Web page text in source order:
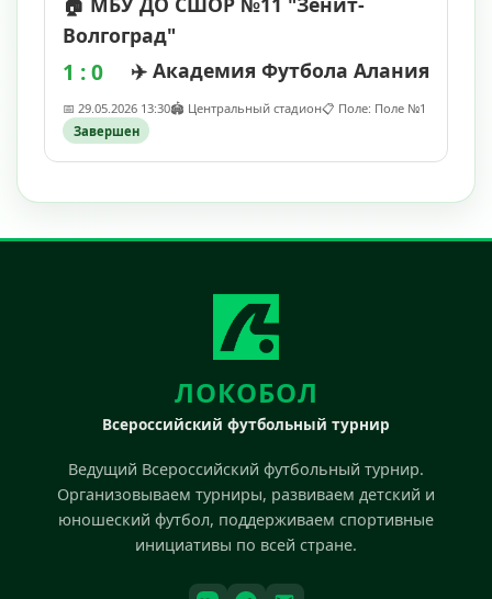
Волгоград"
1 : 0 ✈️ Академия Футбола Алания
📅 29.05.2026 13:30🏟️ Центральный стадион📋 Поле: Поле №1
Завершен
ЛОКОБОЛ
Всероссийский футбольный турнир
Ведущий Всероссийский футбольный турнир.
Организовываем турниры, развиваем детский и
юношеский футбол, поддерживаем спортивные
инициативы по всей стране.